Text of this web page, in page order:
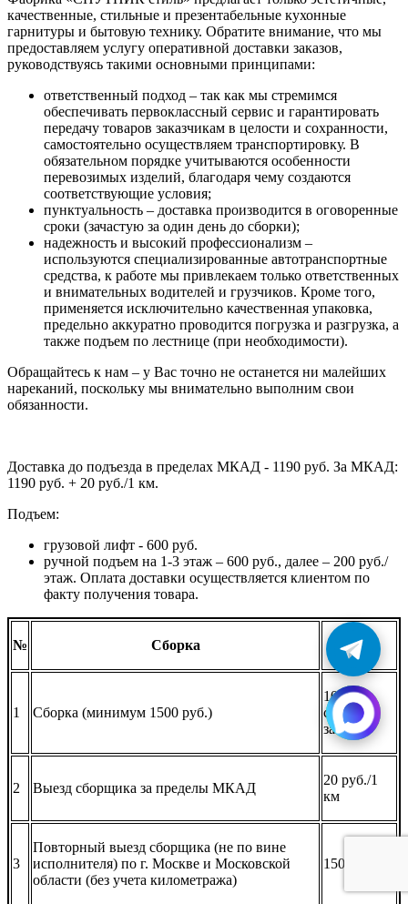
качественные, стильные и презентабельные кухонные
гарнитуры и бытовую технику. Обратите внимание, что мы
предоставляем услугу оперативной доставки заказов,
руководствуясь такими основными принципами:
ответственный подход – так как мы стремимся
обеспечивать первоклассный сервис и гарантировать
передачу товаров заказчикам в целости и сохранности,
самостоятельно осуществляем транспортировку. В
обязательном порядке учитываются особенности
перевозимых изделий, благодаря чему создаются
соответствующие условия;
пунктуальность – доставка производится в оговоренные
сроки (зачастую за один день до сборки);
надежность и высокий профессионализм –
используются специализированные автотранспортные
средства, к работе мы привлекаем только ответственных
и внимательных водителей и грузчиков. Кроме того,
применяется исключительно качественная упаковка,
предельно аккуратно проводится погрузка и разгрузка, а
также подъем по лестнице (при необходимости).
Обращайтесь к нам – у Вас точно не останется ни малейших
нареканий, поскольку мы внимательно выполним свои
обязанности.
Доставка до подъезда в пределах МКАД - 1190 руб. За МКАД:
1190 руб. + 20 руб./1 км.
Подъем:
грузовой лифт - 600 руб.
ручной подъем на 1-3 этаж – 600 руб., далее – 200 руб./
этаж. Оплата доставки осуществляется клиентом по
факту получения товара.
№ Сборка Цена
1 Сборка (минимум 1500 руб.)
10% от
суммы
заказа
2 Выезд сборщика за пределы МКАД
20 руб./1
км
3
Повторный выезд сборщика (не по вине
исполнителя) по г. Москве и Московской
области (без учета километража)
1500 руб.